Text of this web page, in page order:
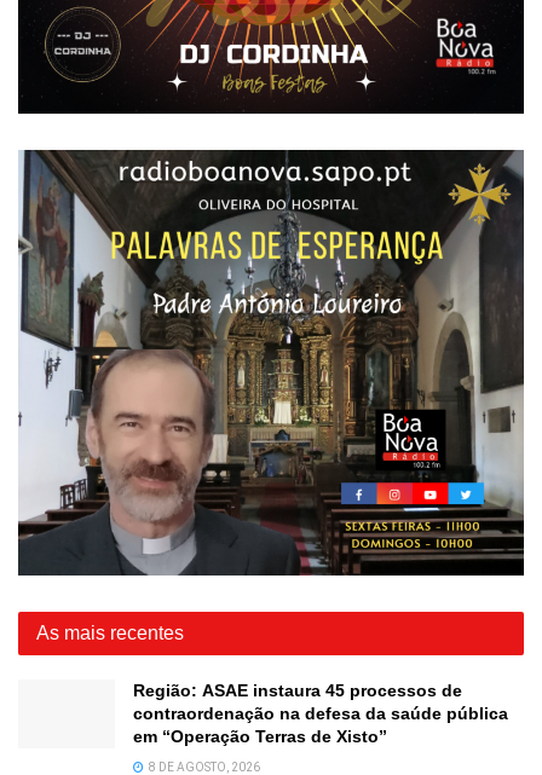
As mais recentes
Região: ASAE instaura 45 processos de
contraordenação na defesa da saúde pública
em “Operação Terras de Xisto”
8 DE AGOSTO, 2026